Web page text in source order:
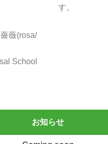
薇(rosa/
School
す。
お知らせ